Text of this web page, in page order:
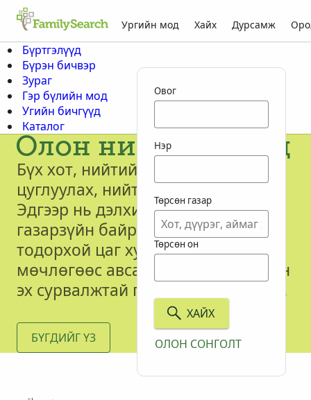
Ургийн мод Хайх Дурсамж
Бүртгэлүүд
Бүрэн бичвэр
Зураг
Гэр бүлийн мод
Угийн бичгүүд
Каталог
Олон нийтийн мод
Бүх хот, нийтийн ургийн бичгийг
цуглуулах, нийтлэх оролдлого.
Эдгээр нь дэлхий дээрх олон
газарзүйн байршил болон
тодорхой цаг хугацааны
мөчлөгөөс авсан өөр өөрийн гэсэн
эх сурвалжтай гэр бүлийн мод юм.
БҮГДИЙГ ҮЗ
Овог
Нэр
Төрсөн газар
Төрсөн он
ХАЙХ
ОЛОН СОНГОЛТ